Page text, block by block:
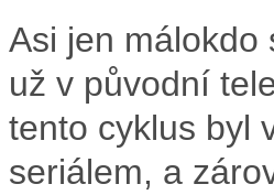
Asi jen málokdo
už v původní
tento cyklus byl
seriálem, a